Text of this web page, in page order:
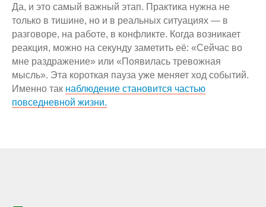
Да, и это самый важный этап. Практика нужна не
только в тишине, но и в реальных ситуациях — в
разговоре, на работе, в конфликте. Когда возникает
реакция, можно на секунду заметить её: «Сейчас во
мне раздражение» или «Появилась тревожная
мысль». Эта короткая пауза уже меняет ход событий.
Именно так наблюдение становится частью
повседневной жизни.